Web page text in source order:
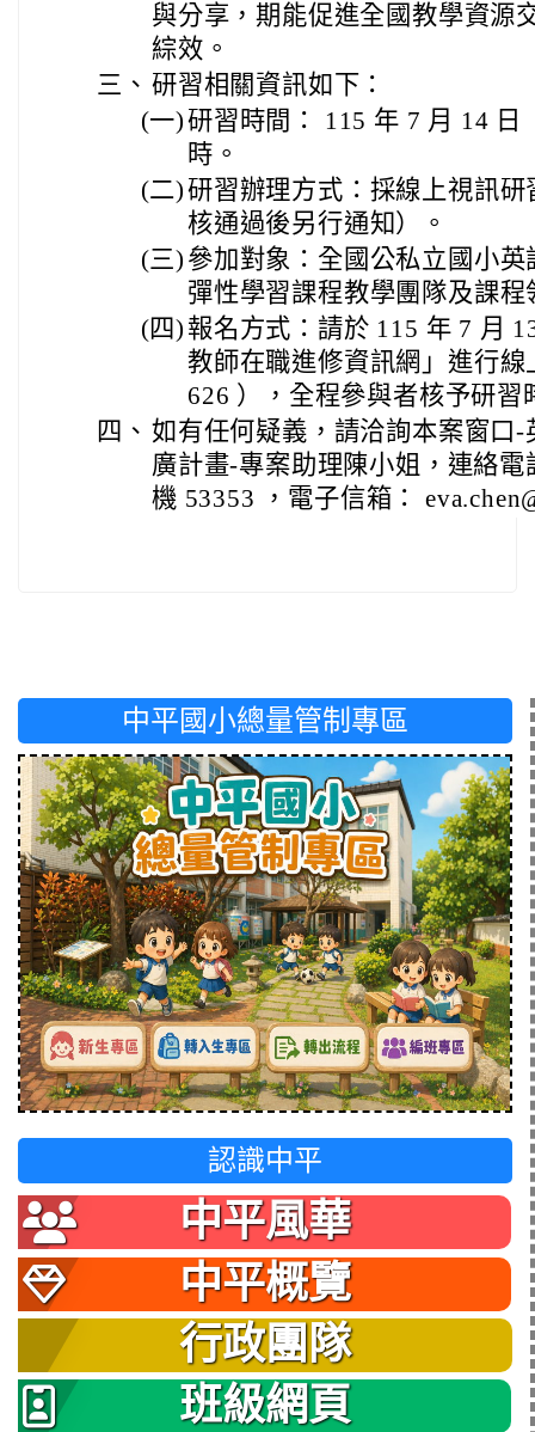
與分享，期能促進全國教學資源
綜效。
三、 研習相關資訊如下：
(一)研習時間： 115 年 7 月 14 日
時。
(二)研習辦理方式：採線上視訊
核通過後另行通知）。
(三) 參加對象：全國公私立國小
彈性學習課程教學團隊及課程
(四) 報名方式：請於 115 年 7 月
教師在職進修資訊網」進行
626 ），全程參與者核予研習
四、 如有任何疑義，請洽詢本案窗口
廣計畫-專案助理陳小姐，連絡
機 53353 ，電子信箱：
中平國小總量管制專區
認識中平
中平風華
中平概覽
行政團隊
班級網頁